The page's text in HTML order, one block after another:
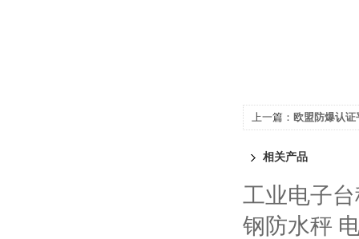
上一篇： 欧盟防爆认证
相关产品
工业电子
钢防水秤